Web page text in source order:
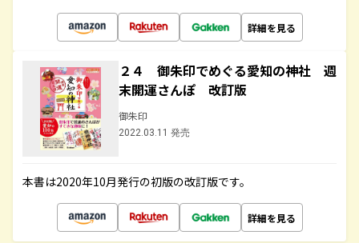
詳細を見る
２４ 御朱印でめぐる愛知の神社 週
末開運さんぽ 改訂版
御朱印
2022.03.11 発売
本書は2020年10月発行の初版の改訂版です。
詳細を見る